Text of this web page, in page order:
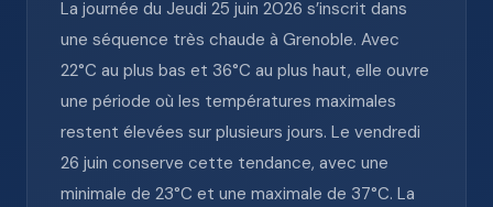
La journée du Jeudi 25 juin 2026 s’inscrit dans
une séquence très chaude à Grenoble. Avec
22°C au plus bas et 36°C au plus haut, elle ouvre
une période où les températures maximales
restent élevées sur plusieurs jours. Le vendredi
26 juin conserve cette tendance, avec une
minimale de 23°C et une maximale de 37°C. La